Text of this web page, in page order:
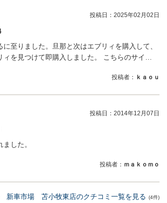
投稿日： 2025年02月02日
至りました。旦那と次はエブリィを購入して、
を見つけて即購入しました。 こちらのサイ…
投稿者： ｋａｏｕ
投稿日： 2014年12月07日
した。
投稿者： ｍａｋｏｍｏ
新車市場 苫小牧東店のクチコミ一覧を見る (4件)